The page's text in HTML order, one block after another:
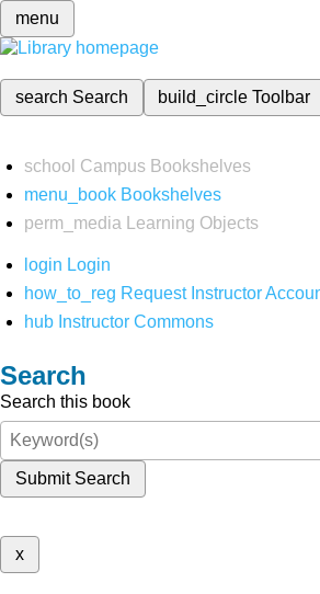
menu
search Search build_circleToolbar
school Campus Bookshelves
menu_book Bookshelves
perm_media
Learning Objects
login Login
how_to_reg Request Instructor
hub Instructor Commons
Search
Search this book
Submit Search
x